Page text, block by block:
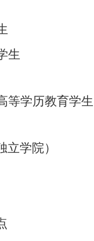
生
等学历教育学生
学院）